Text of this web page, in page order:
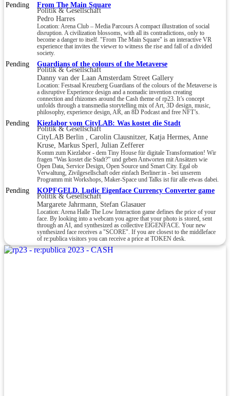
Pending From The Main Square
Politik & Gesellschaft
Pedro Harres
Location: Arena Club – Media Parcours A compact illustration of social
disruption. A civilization blossoms, with all its contradictions, only to
become a danger to itself. "From The Main Square" is an interactive VR
experience that invites the viewer to witness the rise and fall of a divided
society.
Pending Guardians of the colours of the Metaverse
Politik & Gesellschaft
Danny van der Laan Amsterdam Street Gallery
Location: Festsaal Kreuzberg Guardians of the colours of the Metaverse is
a disruptive Experience design and a nomadic invention creating
connection and rhizomes around the Cash theme of rp23. It’s concept
unfolds through a transmedia storytelling mix of Art, 3D design, music,
philosophy, experience design, AR, an 8D Podcast and free NFT’s.
Pending Kiezlabor vom CityLAB: Was kostet die Stadt
Politik & Gesellschaft
CityLAB Berlin , Carolin Clausnitzer, Katja Hermes, Anne
Kruse, Markus Sperl, Julian Zefferer
Komm zum Kiezlabor - dem Tiny House für digitale Transformation! Wir
fragen “Was kostet die Stadt?” und geben Antworten mit Ansätzen wie
Open Data, Service Design, Open Source und Smart City. Egal ob
Verwaltung, Zivilgesellschaft oder einfach Berliner:in - bei unserem
Programm mit Workshops, Maker-Space und Talks ist für alle etwas dabei.
Pending KOPFGELD. Ludic Eigenface Currency Converter game
Politik & Gesellschaft
Margarete Jahrmann, Stefan Glasauer
Location: Arena Halle The Low Interaction game defines the price of your
face. By looking into a webcam you agree that your photo is stored, sent
through an AI, and synthesized as collective EIGENFACE. Your new
synthesized face receives a "SCORE". If you are closest to the middleface
of re:publica visitors you can receive a price at TOKEN desk.